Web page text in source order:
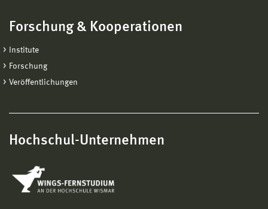
Forschung & Kooperationen
Institute
Forschung
Veröffentlichungen
Hochschul-Unternehmen